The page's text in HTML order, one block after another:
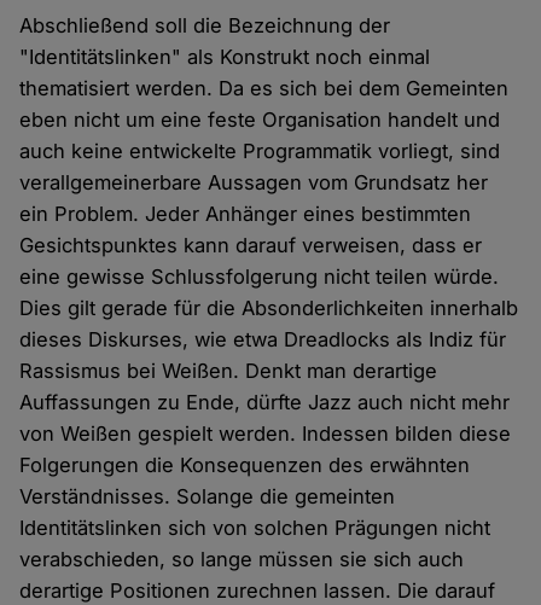
Abschließend soll die Bezeichnung der
"Identitätslinken" als Konstrukt noch einmal
thematisiert werden. Da es sich bei dem Gemeinten
eben nicht um eine feste Organisation handelt und
auch keine entwickelte Programmatik vorliegt, sind
verallgemeinerbare Aussagen vom Grundsatz her
ein Problem. Jeder Anhänger eines bestimmten
Gesichtspunktes kann darauf verweisen, dass er
eine gewisse Schlussfolgerung nicht teilen würde.
Dies gilt gerade für die Absonderlichkeiten innerhalb
dieses Diskurses, wie etwa Dreadlocks als Indiz für
Rassismus bei Weißen. Denkt man derartige
Auffassungen zu Ende, dürfte Jazz auch nicht mehr
von Weißen gespielt werden. Indessen bilden diese
Folgerungen die Konsequenzen des erwähnten
Verständnisses. Solange die gemeinten
Identitätslinken sich von solchen Prägungen nicht
verabschieden, so lange müssen sie sich auch
derartige Positionen zurechnen lassen. Die darauf